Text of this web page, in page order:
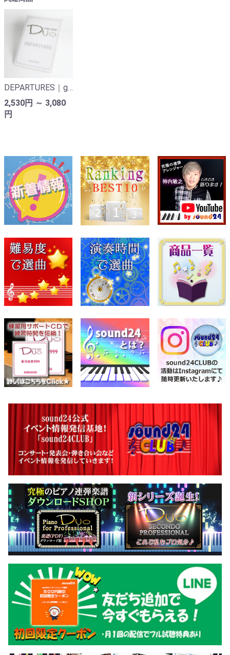
DEPARTURES｜globe（ピアノ連弾楽譜）
2,530円 ～ 3,080
円